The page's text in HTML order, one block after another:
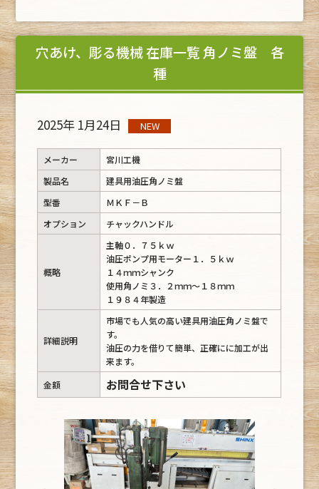
穴あけ、彫る機械 在庫一覧 角ノミ盤 各
種
2025年 1月24日 NEW
メーカー
宮川工機
製品名
建具用油圧角ノミ盤
型番
ＭＫＦ－Ｂ
オプション
チャックハンドル
概略
主軸０．７５ｋｗ
油圧ポンプ用モーター１．５ｋｗ
１４ｍｍシャンク
使用角ノミ３．２ｍｍ～１８ｍｍ
１９８４年製造
詳細説明
市場でも人気の高い建具用油圧角ノミ盤で
す。
油圧の力を借りて簡単、正確にに加工が出
来ます。
金額
お問合せ下さい